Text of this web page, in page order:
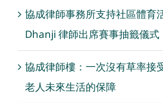
協成律師事務所支持社區體育
Dhanji 律師出席賽事抽籤儀式
協成律師樓：一次沒有草率接
老人未來生活的保障